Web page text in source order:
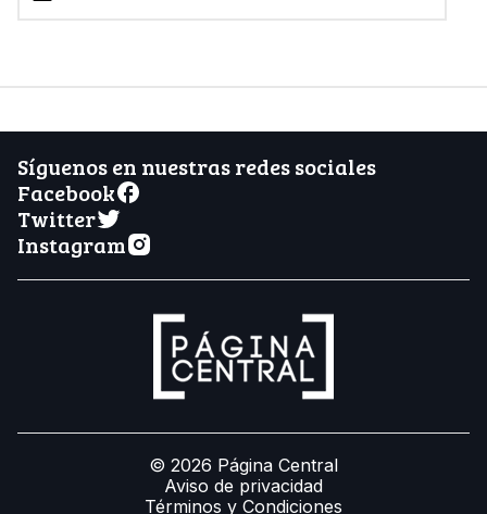
Síguenos en nuestras redes sociales
Facebook
Twitter
Instagram
© 2026 Página Central
Aviso de privacidad
Términos y Condiciones